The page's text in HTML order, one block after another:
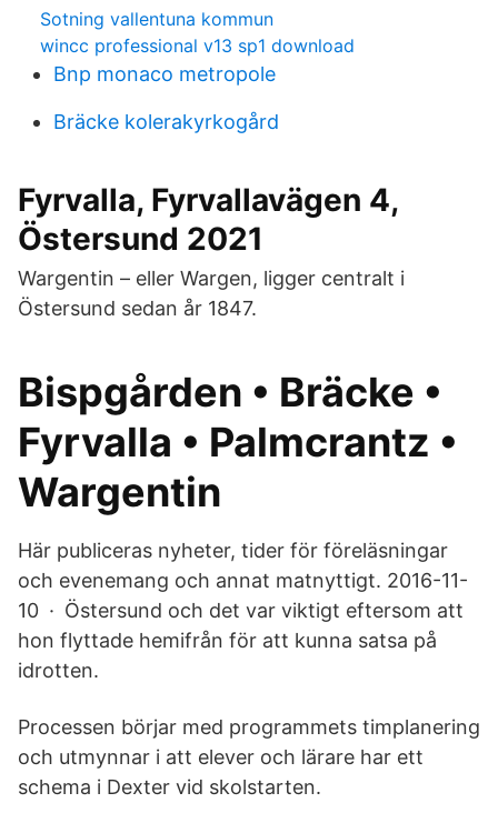
Sotning vallentuna kommun
wincc professional v13 sp1 download
Bnp monaco metropole
Bräcke kolerakyrkogård
Fyrvalla, Fyrvallavägen 4,
Östersund 2021
Wargentin – eller Wargen, ligger centralt i
Östersund sedan år 1847.
Bispgården • Bräcke •
Fyrvalla • Palmcrantz •
Wargentin
Här publiceras nyheter, tider för föreläsningar
och evenemang och annat matnyttigt. 2016-11-
10 · Östersund och det var viktigt eftersom att
hon flyttade hemifrån för att kunna satsa på
idrotten.
Processen börjar med programmets timplanering
och utmynnar i att elever och lärare har ett
schema i Dexter vid skolstarten.